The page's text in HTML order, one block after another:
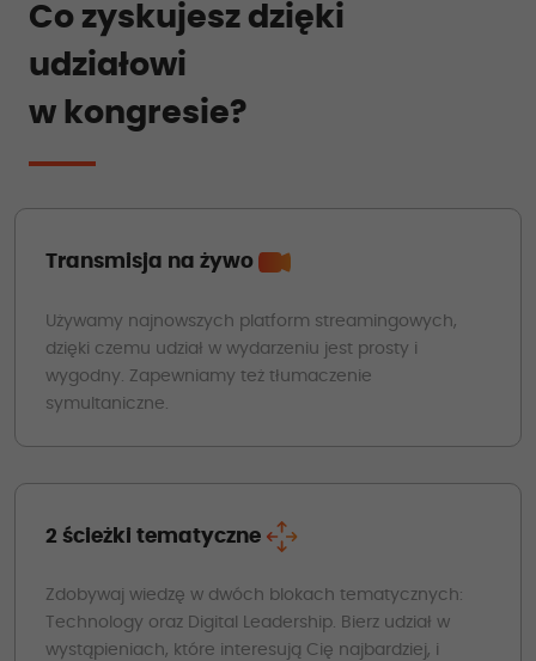
Co zyskujesz dzięki
udziałowi
w kongresie?
Transmisja na żywo
Używamy najnowszych platform streamingowych,
dzięki czemu udział w wydarzeniu jest prosty i
wygodny. Zapewniamy też tłumaczenie
symultaniczne.
2 ścieżki tematyczne
Zdobywaj wiedzę w dwóch blokach tematycznych:
Technology oraz Digital Leadership. Bierz udział w
wystąpieniach, które interesują Cię najbardziej, i